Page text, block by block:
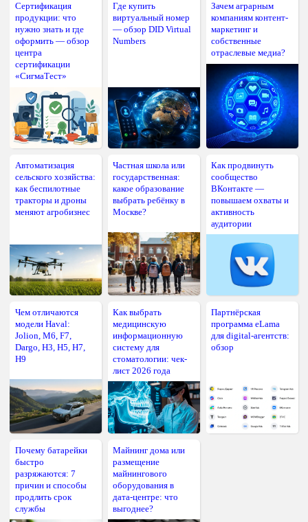
Сертификация
продукции: что
нужно знать и где
оформить — обзор
центра
сертификации
«СигмаТест»
Где купить
виртуальный номер
— обзор DID Virtual
Numbers
Зачем аграрным
компаниям контент-
маркетинг и
собственные
отраслевые медиа?
Автоматизация
сельского хозяйства:
как беспилотные
тракторы и дроны
меняют агробизнес
Частная школа или
государственная:
какое образование
выбрать ребёнку в
Москве?
Как продвинуть
сообщество
ВКонтакте —
повышаем охваты и
активность
аудитории
Чем отличаются
модели Haval:
Jolion, M6, F7,
Dargo, H3, H5, H7,
H9
Как выбрать
медицинскую
информационную
систему для
стоматологии: чек-
лист 2026 года
Партнёрская
программа eLama
для digital-агентств:
обзор
Почему батарейки
быстро
разряжаются: 7
причин и способы
продлить срок
службы
Майнинг дома или
размещение
майнингового
оборудования в
дата-центре: что
выгоднее?